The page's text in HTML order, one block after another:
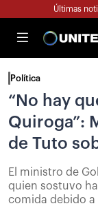
Últimas
Política
“No hay
Quiroga”:
de Tuto
El ministro de
quien sostuvo
comida debido a